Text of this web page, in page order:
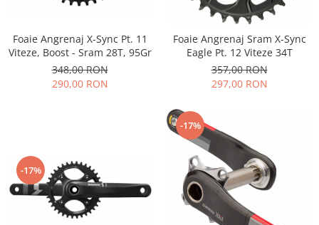
FURCI SI AMORTIZOARE
PIESE E-BIKE
ROTI SI PIESE
RULMENTI
OCHELARI CICLISM
ARMURI
PROTECTII COATE
PROTECTII GENUNCHI
SEPCI /CACIULI / BANDANE
BANDANE
Foaie Angrenaj X-Sync Pt. 11
Viteze, Boost - Sram 28T, 95Gr
348,00 RON
290,00 RON
Foaie Angrenaj Sram X-Sync
Eagle Pt. 12 Viteze 34T
357,00 RON
297,00 RON
-17%
-17%